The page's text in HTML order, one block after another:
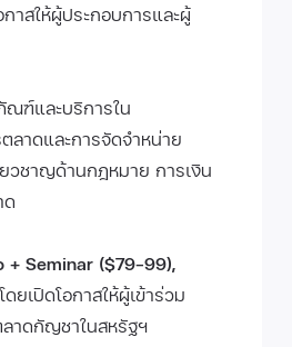
าสให้ผู้ประกอบการและผู้
ฑ์และบริการใน
าดและการจัดจำหน่าย
วชาญด้านกฎหมาย การเงิน
ด
+ Seminar ($79–99),
โดยเปิดโอกาสให้ผู้เข้าร่วม
าดกัญชาในสหรัฐฯ